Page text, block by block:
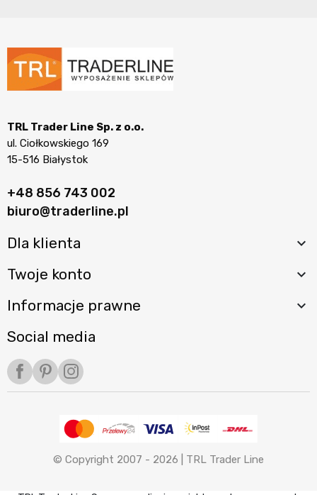
TRL Trader Line Sp. z o.o.
ul. Ciołkowskiego 169
15-516 Białystok
+48 856 743 002
biuro@traderline.pl
Dla klienta 
Twoje konto 
Informacje prawne 
Social media
Facebook
PinterestInstagram
© Copyright 2007 - 2026 | TRL Trader Line